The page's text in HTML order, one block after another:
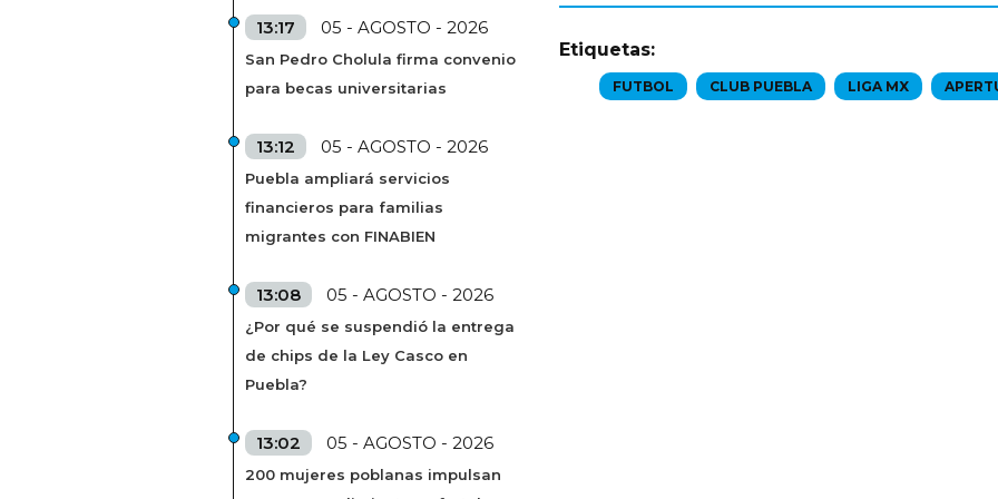
13:17 05 - AGOSTO - 2026
San Pedro Cholula firma convenio
para becas universitarias
13:12 05 - AGOSTO - 2026
Puebla ampliará servicios
financieros para familias
migrantes con FINABIEN
13:08 05 - AGOSTO - 2026
¿Por qué se suspendió la entrega
de chips de la Ley Casco en
Puebla?
13:02 05 - AGOSTO - 2026
200 mujeres poblanas impulsan
Etiquetas:
FUTBOL CLUB PUEBLA LIGA MX